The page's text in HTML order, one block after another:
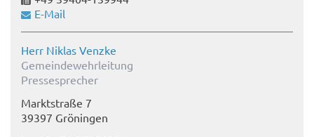
E-Mail
Herr Niklas Venzke
Gemeindewehrleitung
Pressesprecher
Marktstraße 7
39397 Gröningen